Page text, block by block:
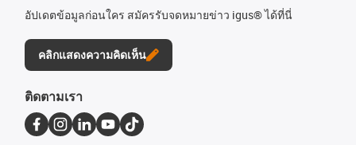
อัปเดตข้อมูลก่อนใคร สมัครรับจดหมายข่าว igus® ได้ที่นี่
คลิกแสดงความคิดเห็น
ติดตามเรา